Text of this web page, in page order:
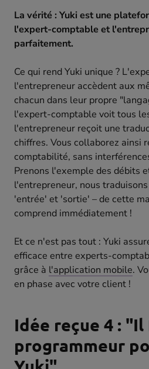
La vérité : Yuki est une
l'expert-comptable et
parfaitement.
Ce qui rend Yuki unique ?
l'entrepreneur accèdent aux
chacun dans leur propre
l'expert-comptable voit tous
l'entrepreneur reçoit une
chiffres. Vous collaborez ainsi
comptabilité, sans
Prenons l'exemple des débits
l'entrepreneur, nous
'entrée' et 'sortie' – de cette
comprend immédiatement !
Et ce n'est pas tout : Yuki
efficace entre experts-
grâce à l'application mobile.
en phase avec votre client !
Idée reçue 4 :
programmeur